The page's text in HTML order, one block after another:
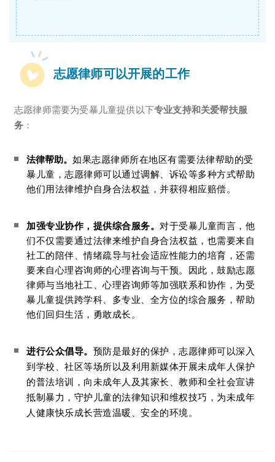
志愿律师可以开展的工作
志愿律师需要为受暴儿童提供以下专业支持和关爱帮扶服
务 ：
法律帮助。 如果志愿律师所在地区有需要法律帮助的受
暴儿童，志愿律师可以通过调解、诉讼等多种方式帮助
他们用法律维护自身合法权益，并获得相应赔偿。
加强专业协作，提供综合服务。对于受暴儿童而言，他
们不仅需要通过法律来维护自身合法权益，也需要来自
社工的陪伴、情绪疏导与社会适应性能力的培育，还需
要来自心理咨询师的心理咨询与干预。因此，鼓励志愿
律师与当地社工、心理咨询师等加强联系和协作， 为受
暴儿童提供跨学科、多专业、全方位的综合服务，帮助
他们回归生活，勇敢成长。
进行公众倡导。 预防是最好的保护，志愿律师可以深入
到学校、社区等场所以及利用新媒体开展未成年人保护
的普法培训，向未成年人及其家长、教师和全社会宣讲
抵制暴力，守护儿童的法律知识和维权技巧，为未成年
人健康快乐成长营造温暖、安全的环境。